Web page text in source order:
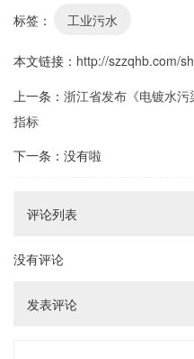
标签： 工业污水
本文链接： http://szzqhb.com/
上一条： 浙江省发布《电镀水
指标
下一条：没有啦
评论列表
没有评论
发表评论